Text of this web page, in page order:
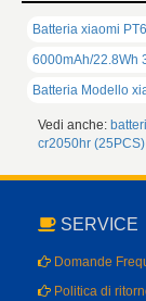
Batteria xiaomi
6000mAh/22.8Wh
Batteria Modello
Vedi anche:
cr2050hr (25PCS)
SERVICE
Domande
Politica di